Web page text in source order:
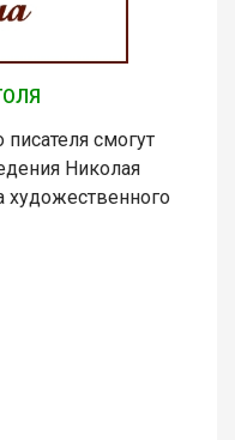
писателя смогут
Николая
художественного